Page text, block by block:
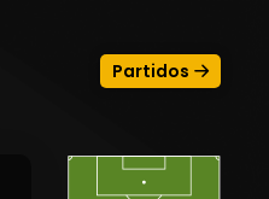
Partidos